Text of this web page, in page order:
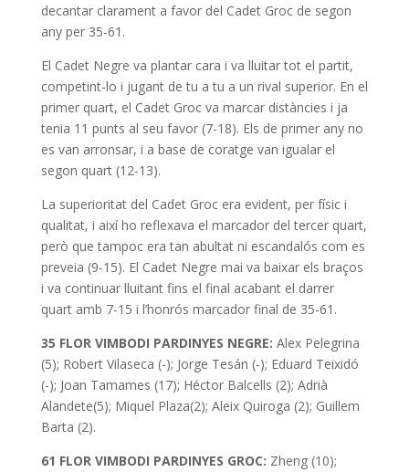
decantar clarament a favor del Cadet Groc de segon
any per 35-61.
El Cadet Negre va plantar cara i va lluitar tot el partit,
competint-lo i jugant de tu a tu a un rival superior. En el
primer quart, el Cadet Groc va marcar distàncies i ja
tenia 11 punts al seu favor (7-18). Els de primer any no
es van arronsar, i a base de coratge van igualar el
segon quart (12-13).
La superioritat del Cadet Groc era evident, per físic i
qualitat, i així ho reflexava el marcador del tercer quart,
però que tampoc era tan abultat ni escandalós com es
preveia (9-15). El Cadet Negre mai va baixar els braços
i va continuar lluitant fins el final acabant el darrer
quart amb 7-15 i l’honrós marcador final de 35-61.
35 FLOR VIMBODI PARDINYES NEGRE: Alex Pelegrina
(5); Robert Vilaseca (-); Jorge Tesán (-); Eduard Teixidó
(-); Joan Tamames (17); Héctor Balcells (2); Adrià
Alandete(5); Miquel Plaza(2); Aleix Quiroga (2); Guillem
Barta (2).
61 FLOR VIMBODI PARDINYES GROC: Zheng (10);